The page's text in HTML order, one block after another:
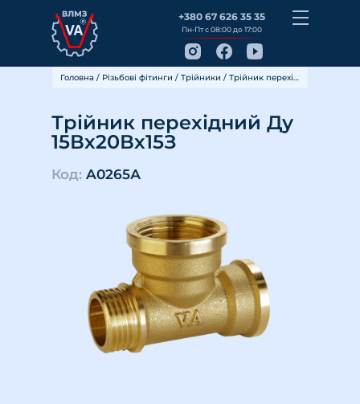
+380 67 626 35 35
Пн-Пт с 08:00 до 17:00
Головна / Різьбові фітинги / Трійники / Трійник перехідний Ду 15Вх20Вх15З
Трійник перехідний Ду
15Вх20Вх15З
Код: A0265А